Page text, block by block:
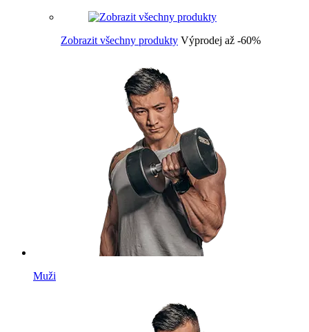
Zobrazit všechny produkty Výprodej až -60%
Muži